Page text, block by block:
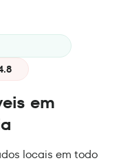
em
locais em todo